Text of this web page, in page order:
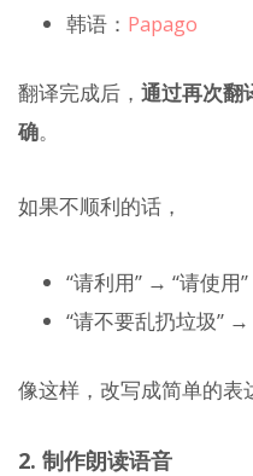
韩语： Papago
翻译完成后， 通过再次翻
确。
如果不顺利的话，
“请利用” → “请使用”
“请不要乱扔垃圾” →
像这样，改写成简单的表
2. 制作朗读语音